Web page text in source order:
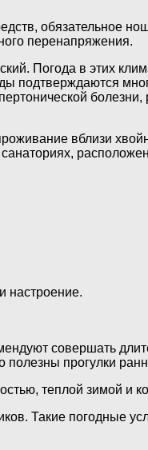
обязательное
перенапряжения.
Погода в этих
подтверждаются
вблизи
настроение.
совершать
прогулки
теплой зимой и
Такие погодные